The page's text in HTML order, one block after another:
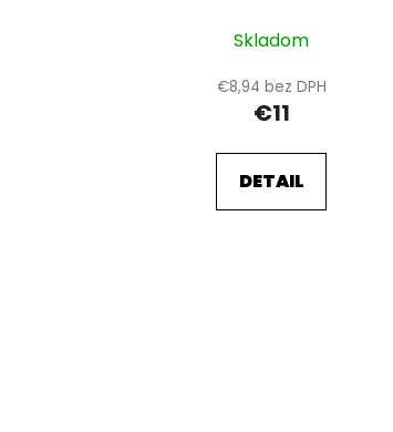
Skladom
€8,94 bez DPH
€11
DETAIL